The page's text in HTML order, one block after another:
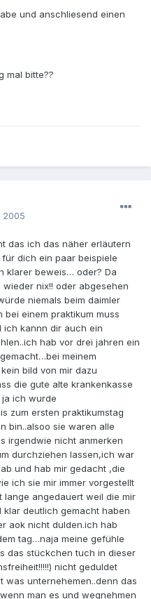
und anschliesend einen
mal bitte??
2005
das ich das näher erläutern
dich ein paar beispiele
klarer beweis… oder? Da
nix!! oder abgesehen
niemals beim daimler
bei einem praktikum muss
ich kannn dir auch ein
hab vor drei jahren ein
meinem
bild von mir dazu
die gute alte krankenkasse
ich wurde
zum ersten praktikumstag
bin..alsoo sie waren alle
irgendwie nicht anmerken
durchziehen lassen,ich war
und hab mir gedacht ,die
ich sie mir immer vorgestellt
angedauert weil die mir
klar deutlich gemacht haben
aok nicht dulden.ich hab
tag…naja meine gefühle
das stückchen tuch in dieser
nicht geduldet
was unternehemen..denn das
man es und wegnehmen